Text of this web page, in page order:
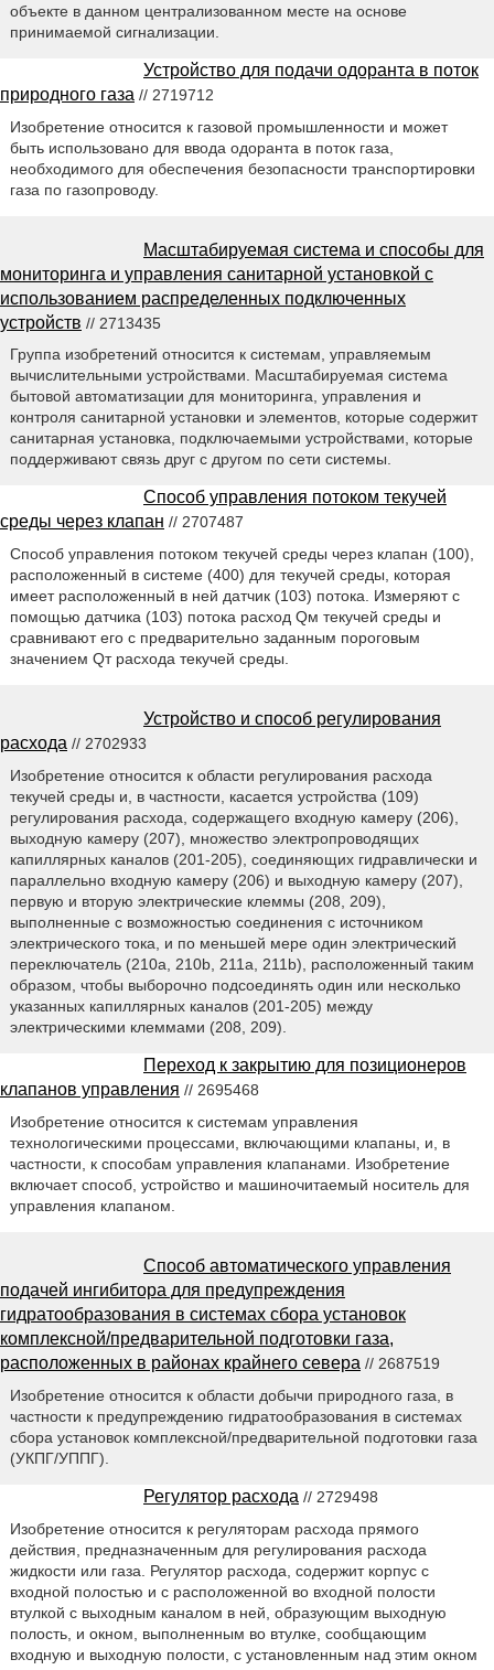
объекте в данном централизованном месте на основе
принимаемой сигнализации.
Устройство для подачи одоранта в поток
природного газа // 2719712
Изобретение относится к газовой промышленности и может
быть использовано для ввода одоранта в поток газа,
необходимого для обеспечения безопасности транспортировки
газа по газопроводу.
Масштабируемая система и способы для
мониторинга и управления санитарной установкой с
использованием распределенных подключенных
устройств // 2713435
Группа изобретений относится к системам, управляемым
вычислительными устройствами. Масштабируемая система
бытовой автоматизации для мониторинга, управления и
контроля санитарной установки и элементов, которые содержит
санитарная установка, подключаемыми устройствами, которые
поддерживают связь друг с другом по сети системы.
Способ управления потоком текучей
среды через клапан // 2707487
Способ управления потоком текучей среды через клапан (100),
расположенный в системе (400) для текучей среды, которая
имеет расположенный в ней датчик (103) потока. Измеряют с
помощью датчика (103) потока расход Qм текучей среды и
сравнивают его с предварительно заданным пороговым
значением Qт расхода текучей среды.
Устройство и способ регулирования
расхода // 2702933
Изобретение относится к области регулирования расхода
текучей среды и, в частности, касается устройства (109)
регулирования расхода, содержащего входную камеру (206),
выходную камеру (207), множество электропроводящих
капиллярных каналов (201-205), соединяющих гидравлически и
параллельно входную камеру (206) и выходную камеру (207),
первую и вторую электрические клеммы (208, 209),
выполненные с возможностью соединения с источником
электрического тока, и по меньшей мере один электрический
переключатель (210a, 210b, 211a, 211b), расположенный таким
образом, чтобы выборочно подсоединять один или несколько
указанных капиллярных каналов (201-205) между
электрическими клеммами (208, 209).
Переход к закрытию для позиционеров
клапанов управления // 2695468
Изобретение относится к системам управления
технологическими процессами, включающими клапаны, и, в
частности, к способам управления клапанами. Изобретение
включает способ, устройство и машиночитаемый носитель для
управления клапаном.
Способ автоматического управления
подачей ингибитора для предупреждения
гидратообразования в системах сбора установок
комплексной/предварительной подготовки газа,
расположенных в районах крайнего севера // 2687519
Изобретение относится к области добычи природного газа, в
частности к предупреждению гидратообразования в системах
сбора установок комплексной/предварительной подготовки газа
(УКПГ/УППГ).
Регулятор расхода // 2729498
Изобретение относится к регуляторам расхода прямого
действия, предназначенным для регулирования расхода
жидкости или газа. Регулятор расхода, содержит корпус с
входной полостью и с расположенной во входной полости
втулкой с выходным каналом в ней, образующим выходную
полость, и окном, выполненным во втулке, сообщающим
входную и выходную полости, с установленным над этим окном